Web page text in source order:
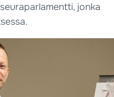
jonka